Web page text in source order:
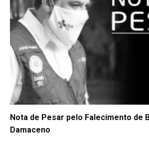
Nota de Pesar pelo Falecimento de
Damaceno